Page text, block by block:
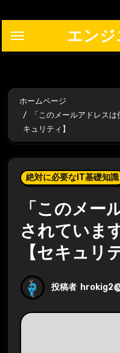
ッ
エン
ホームページ
「このメールアドレス
キュリティ】
絶対に必要なIT基礎知識
「このメー
されていま
【セキュリ
投稿者 hrokig2